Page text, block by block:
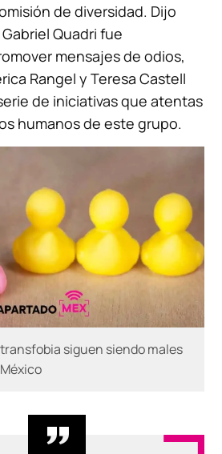
de diversidad. Dijo
Quadri fue
mensajes de odios,
Rangel y Teresa Castell
de iniciativas que atentas
humanos de este grupo.
siguen siendo males